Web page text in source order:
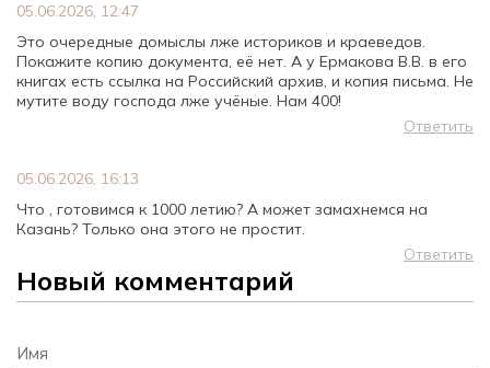
05.06.2026, 12:47
Это очередные домыслы лже историков и краеведов.
Покажите копию документа, её нет. А у Ермакова В.В. в его
книгах есть ссылка на Российский архив, и копия письма. Не
мутите воду господа лже учёные. Нам 400!
Ответить
05.06.2026, 16:13
Что , готовимся к 1000 летию? А может замахнемся на
Казань? Только она этого не простит.
Ответить
Новый комментарий